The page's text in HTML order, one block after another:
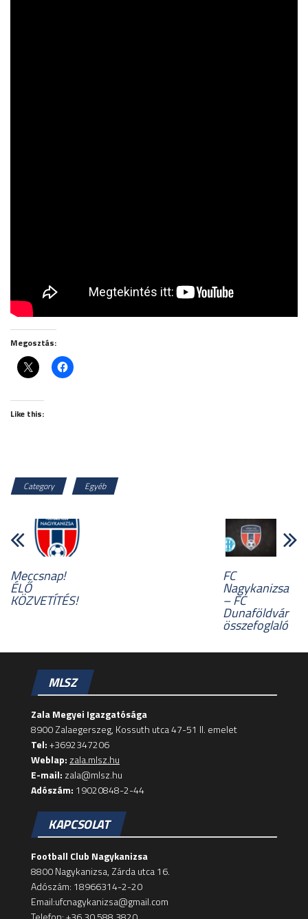
Megosztás:
Like this:
Category Egyéb
Meccsnap!
ÉLŐ
KÖZVETÍTÉS!
FC
Nagykanizsa
– FC
Dunaföldvár
összefoglaló
MLSZ
Zala Megyei Igazgatósága
8900 Zalaegerszeg, Kossuth utca 47-51 II. emelet
Tel:+3692347206
Weblap: zala.mlsz.hu
E-mail: zala@mlsz.hu
Adószám: 19020848-2-44
KAPCSOLAT
Football Club Nagykanizsa
8800 Nagykanizsa, Zárda utca 16.
Adószám: 18966314-2-20
Email:ufcnagykanizsa@gmail.com